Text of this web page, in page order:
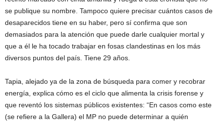
se publique su nombre. Tampoco quiere precisar cuántos casos de
desaparecidos tiene en su haber, pero sí confirma que son
demasiados para la atención que puede darle cualquier mortal y
que a él le ha tocado trabajar en fosas clandestinas en los más
diversos puntos del país. Tiene 29 años.
Tapia, alejado ya de la zona de búsqueda para comer y recobrar
energía, explica cómo es el ciclo que alimenta la crisis forense y
que reventó los sistemas públicos existentes: “En casos como este
(se refiere a la Gallera) el MP no puede determinar a quién